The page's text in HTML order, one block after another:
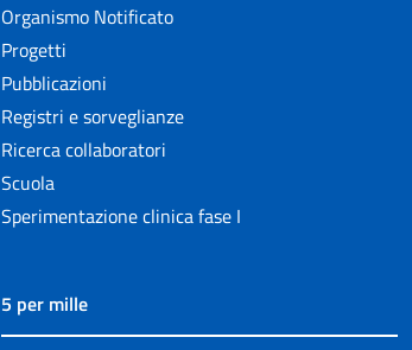
Organismo Notificato
Progetti
Pubblicazioni
Registri e sorveglianze
Ricerca collaboratori
Scuola
Sperimentazione clinica fase I
5 per mille